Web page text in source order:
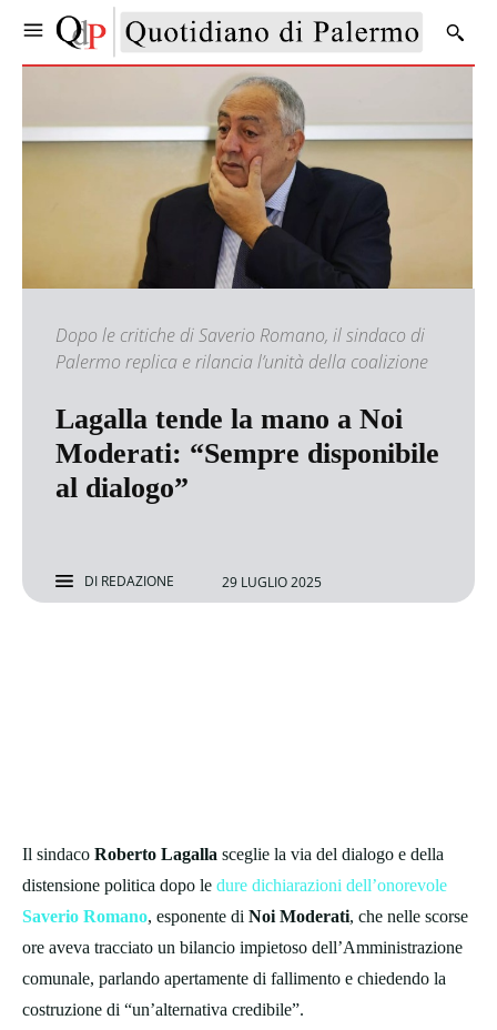
Dopo le critiche di Saverio Romano, il sindaco di
Palermo replica e rilancia l’unità della coalizione
Lagalla tende la mano a Noi
Moderati: “Sempre disponibile
al dialogo”
DI REDAZIONE 29 LUGLIO 2025
Il sindaco Roberto Lagalla sceglie la via del dialogo e della
distensione politica dopo le dure dichiarazioni dell’onorevole
Saverio Romano, esponente di Noi Moderati, che nelle scorse
ore aveva tracciato un bilancio impietoso dell’Amministrazione
comunale, parlando apertamente di fallimento e chiedendo la
costruzione di “un’alternativa credibile”.